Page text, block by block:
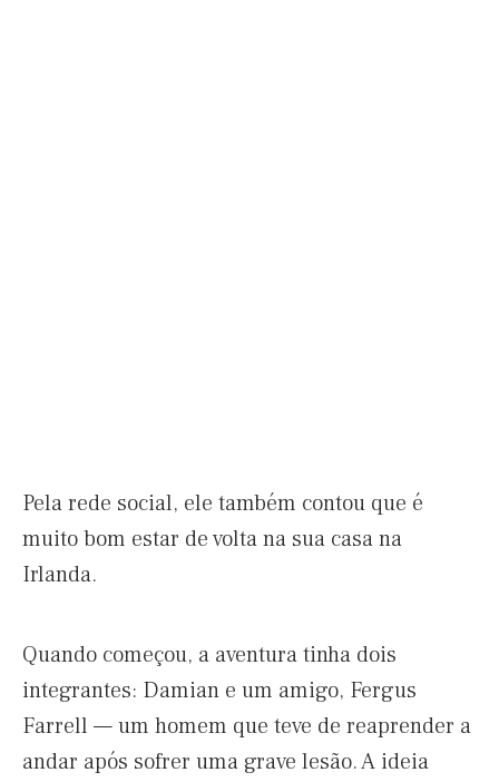
Pela rede social, ele também contou que é
muito bom estar de volta na sua casa na
Irlanda.
Quando começou, a aventura tinha dois
integrantes: Damian e um amigo, Fergus
Farrell — um homem que teve de reaprender a
andar após sofrer uma grave lesão. A ideia